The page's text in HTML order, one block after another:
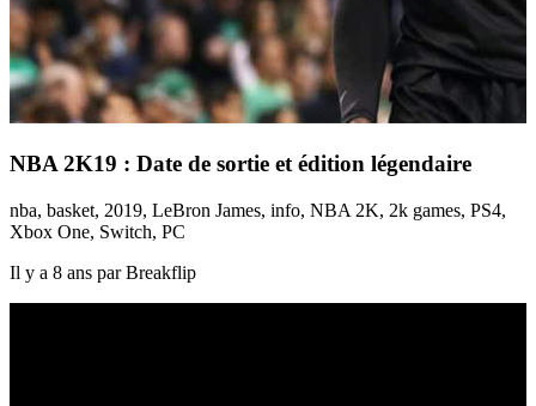
NBA 2K19 : Date de sortie et édition légendaire
nba, basket, 2019, LeBron James, info, NBA 2K, 2k games, PS4,
Xbox One, Switch, PC
Il y a 8 ans par Breakflip